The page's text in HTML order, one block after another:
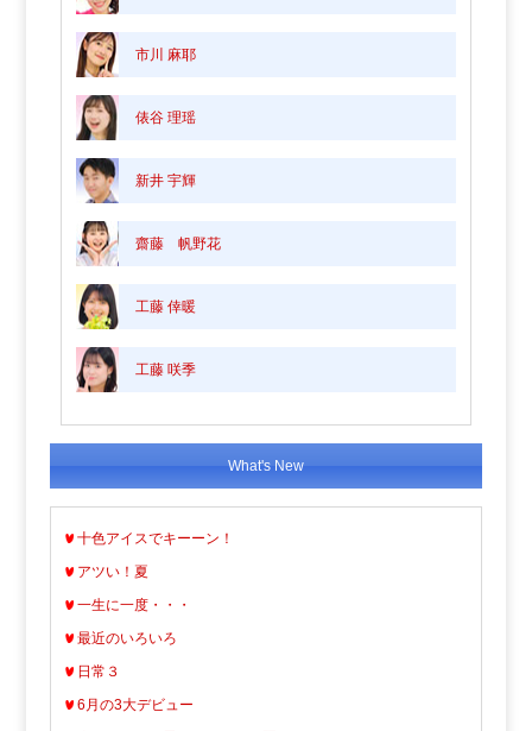
市川 麻耶
俵谷 理瑶
新井 宇輝
齋藤 帆野花
工藤 倖暖
工藤 咲季
What's New
十色アイスでキーーン！
アツい！夏
一生に一度・・・
最近のいろいろ
日常３
6月の3大デビュー